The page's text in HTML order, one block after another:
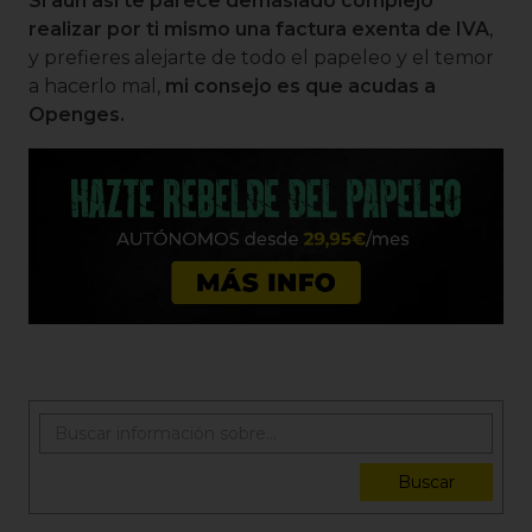
realizar por ti mismo una factura exenta de IVA,
y prefieres alejarte de todo el papeleo y el temor
a hacerlo mal, mi consejo es que acudas a
Openges.
Buscar